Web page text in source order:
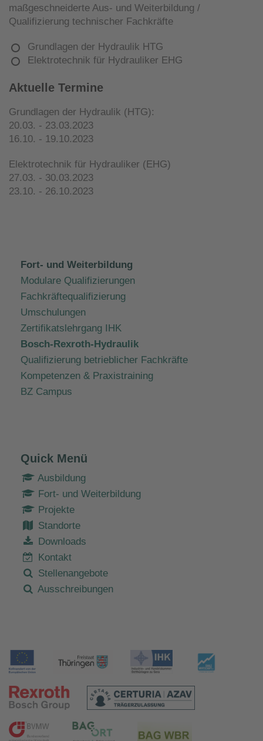
maßgeschneiderte Aus- und Weiterbildung /
Qualifizierung technischer Fachkräfte
Grundlagen der Hydraulik HTG
Elektrotechnik für Hydrauliker EHG
Aktuelle Termine
Grundlagen der Hydraulik (HTG):
20.03. - 23.03.2023
16.10. - 19.10.2023
Elektrotechnik für Hydrauliker (EHG)
27.03. - 30.03.2023
23.10. - 26.10.2023
Fort- und Weiterbildung
Modulare Qualifizierungen
Fachkräftequalifizierung
Umschulungen
Zertifikatslehrgang IHK
Bosch-Rexroth-Hydraulik
Qualifizierung betrieblicher Fachkräfte
Kompetenzen & Praxistraining
BZ Campus
Quick Menü
Ausbildung
Fort- und Weiterbildung
Projekte
Standorte
Downloads
Kontakt
Stellenangebote
Ausschreibungen